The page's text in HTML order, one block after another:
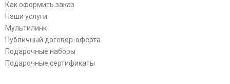
Как оформить заказ
Наши услуги
Мультилинк
Публичный договор-оферта
Подарочные наборы
Подарочные сертификаты